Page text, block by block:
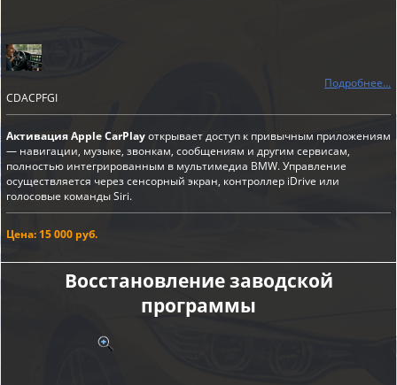
Подробнее...
CDACPFGI
Активация Apple CarPlayоткрывает доступ к привычным приложениям
— навигации, музыке, звонкам, сообщениям и другим сервисам,
полностью интегрированным в мультимедиа BMW. Управление
осуществляется через сенсорный экран, контроллер iDrive или
голосовые команды Siri.
Цена: 15 000 руб.
Восстановление заводской
программы